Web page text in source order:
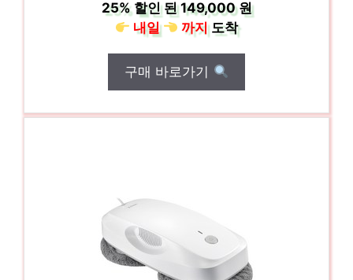
25%할인 된149,000 원
내일
까지도착
구매 바로가기